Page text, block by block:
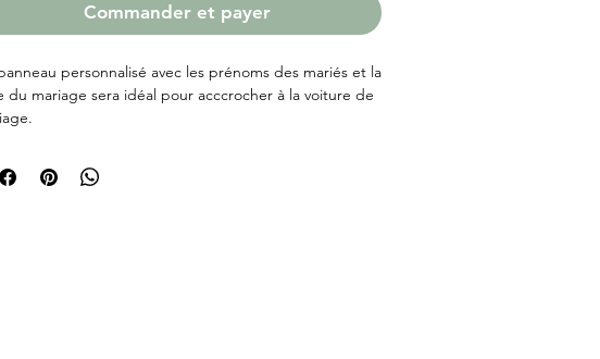
Commander et payer
personnalisé avec les prénoms des mariés et la
du mariage sera idéal pour acccrocher à la voiture de
pouvez choisir parmi 14 polices d'écriture pour le
Married".